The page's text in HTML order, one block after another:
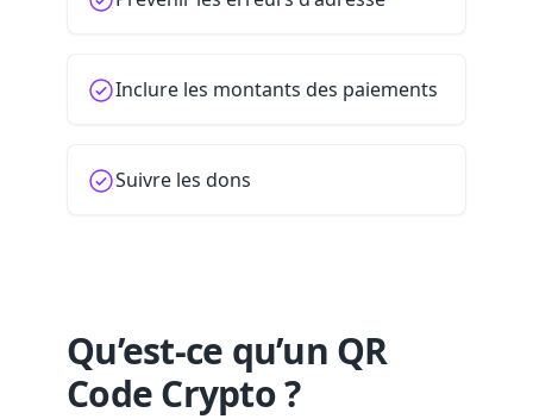
Inclure les montants des paiements
Suivre les dons
Qu’est-ce qu’un QR
Code Crypto ?